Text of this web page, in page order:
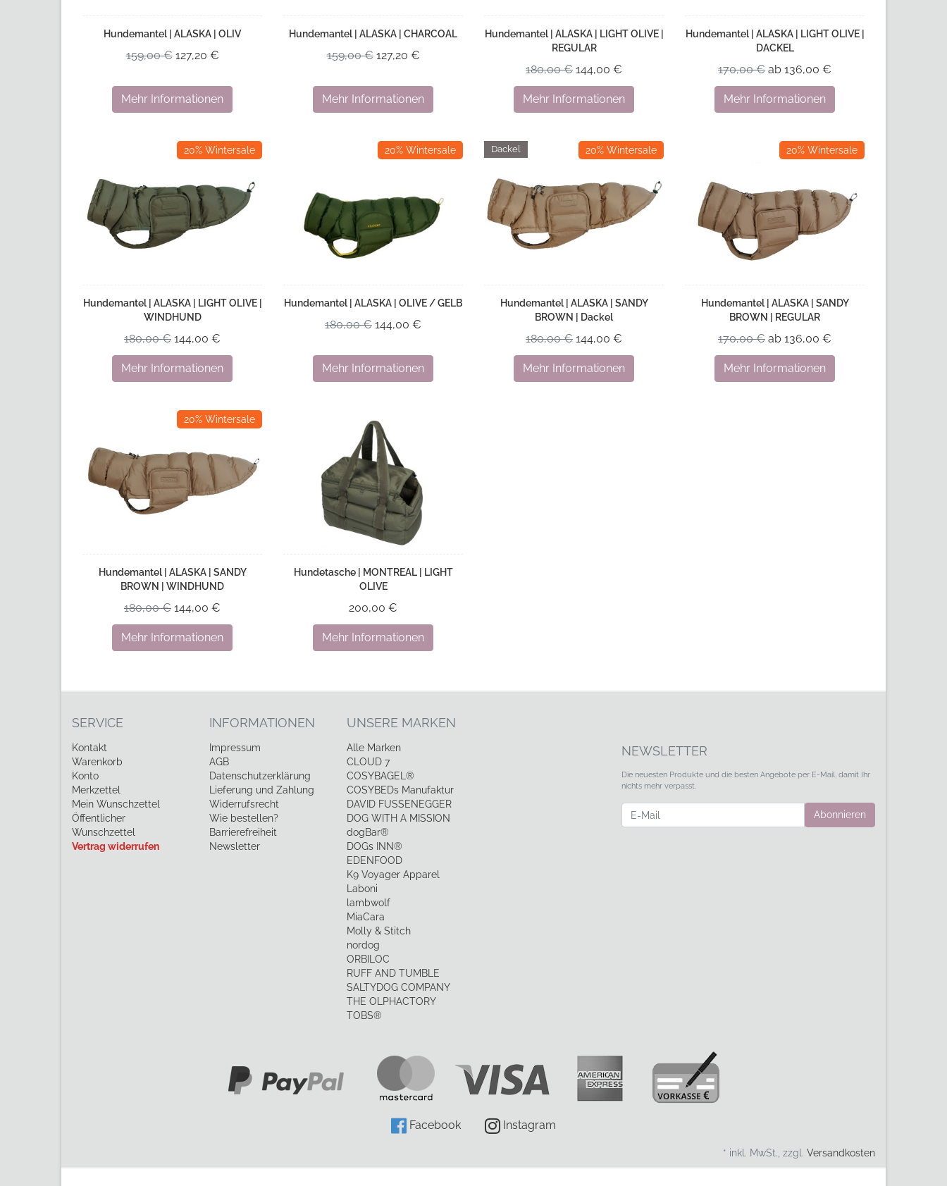
Hundemantel | ALASKA | OLIV
159,00 € 127,20 €
Mehr Informationen
Hundemantel | ALASKA | CHARCOAL
159,00 € 127,20 €
Mehr Informationen
Hundemantel | ALASKA | LIGHT OLIVE |
REGULAR
180,00 € 144,00 €
Mehr Informationen
Hundemantel | ALASKA | LIGHT OLIVE |
DACKEL
170,00 € ab 136,00 €
Mehr Informationen
20% Wintersale
Hundemantel | ALASKA | LIGHT OLIVE |
WINDHUND
180,00 € 144,00 €
Mehr Informationen
20% Wintersale
Hundemantel | ALASKA | OLIVE / GELB
180,00 € 144,00 €
Mehr Informationen
Dackel
Dackel 20% Wintersale
Hundemantel | ALASKA | SANDY
BROWN | Dackel
180,00 € 144,00 €
Mehr Informationen
20% Wintersale
Hundemantel | ALASKA | SANDY
BROWN | REGULAR
170,00 € ab 136,00 €
Mehr Informationen
20% Wintersale
Hundemantel | ALASKA | SANDY
BROWN | WINDHUND
180,00 € 144,00 €
Mehr Informationen
Hundetasche | MONTREAL | LIGHT
OLIVE
200,00 €
Mehr Informationen
SERVICE
Kontakt
Warenkorb
Konto
Merkzettel
Mein Wunschzettel
Öffentlicher
Wunschzettel
Vertrag widerrufen
INFORMATIONEN
Impressum
AGB
Datenschutzerklärung
Lieferung und Zahlung
Widerrufsrecht
Wie bestellen?
Barrierefreiheit
Newsletter
UNSERE MARKEN
Alle Marken
CLOUD 7
COSYBAGEL®
COSYBEDs Manufaktur
DAVID FUSSENEGGER
DOG WITH A MISSION
dogBar®
DOGs INN®
EDENFOOD
K9 Voyager Apparel
Laboni
lambwolf
MiaCara
Molly & Stitch
nordog
ORBILOC
RUFF AND TUMBLE
SALTYDOG COMPANY
THE OLPHACTORY
TOBS®
NEWSLETTER
Die neuesten Produkte und die besten Angebote per E-Mail, damit Ihr
nichts mehr verpasst.
Newsletter Abonnieren
Facebook Instagram
* inkl. MwSt., zzgl. Versandkosten